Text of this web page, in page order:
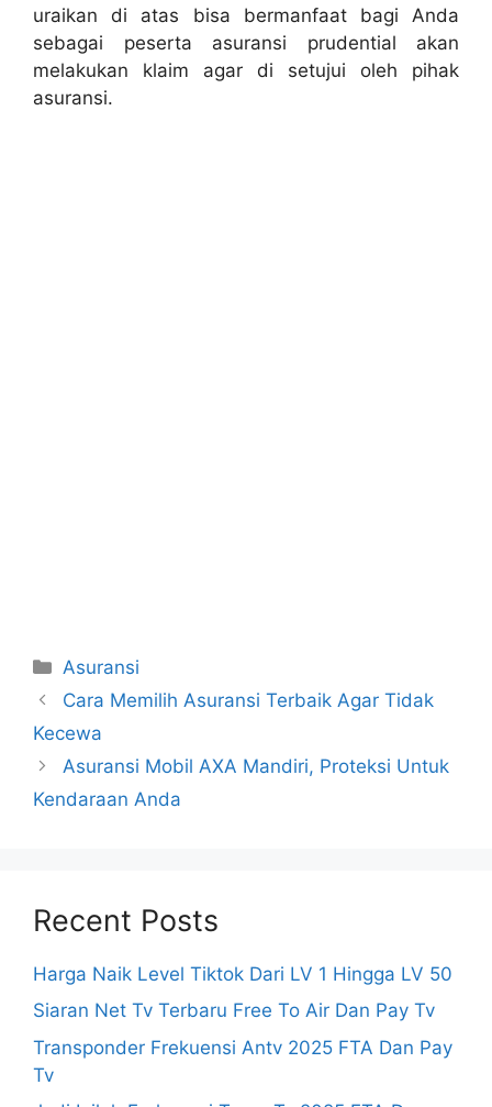
uraikan di atas bisa bermanfaat bagi Anda
sebagai peserta asuransi prudential akan
melakukan klaim agar di setujui oleh pihak
asuransi.
Categories
Asuransi
Cara Memilih Asuransi Terbaik Agar Tidak
Kecewa
Asuransi Mobil AXA Mandiri, Proteksi Untuk
Kendaraan Anda
Recent Posts
Harga Naik Level Tiktok Dari LV 1 Hingga LV 50
Siaran Net Tv Terbaru Free To Air Dan Pay Tv
Transponder Frekuensi Antv 2025 FTA Dan Pay
Tv